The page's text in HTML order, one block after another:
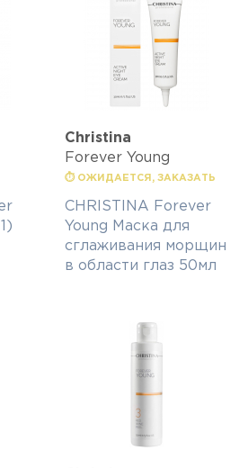
Christina
Forever Young
⏱ ОЖИДАЕТСЯ, ЗАКАЗАТЬ
CHRISTINA Forever
Young Маска для
сглаживания морщин
в области глаз 50мл